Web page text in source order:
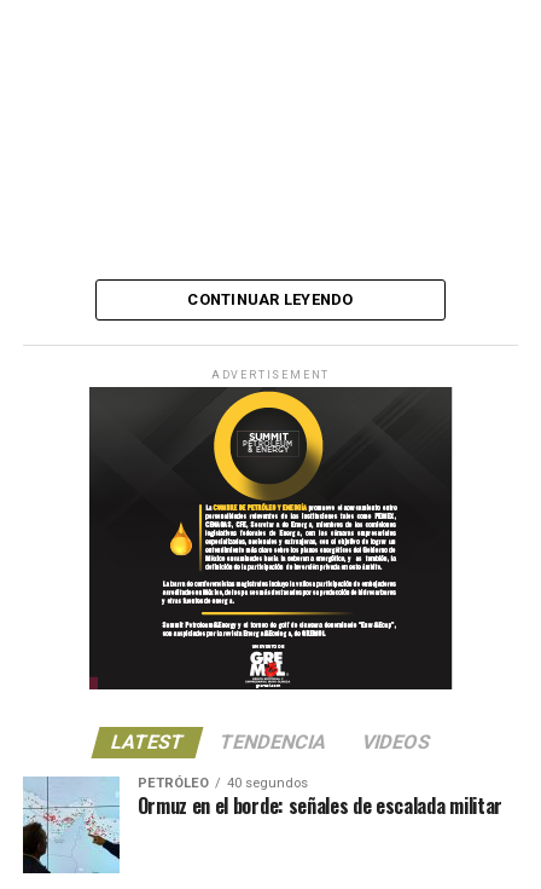
CONTINUAR LEYENDO
ADVERTISEMENT
LATEST TENDENCIA VIDEOS
PETRÓLEO 40 segundos
Ormuz en el borde: señales de escalada militar